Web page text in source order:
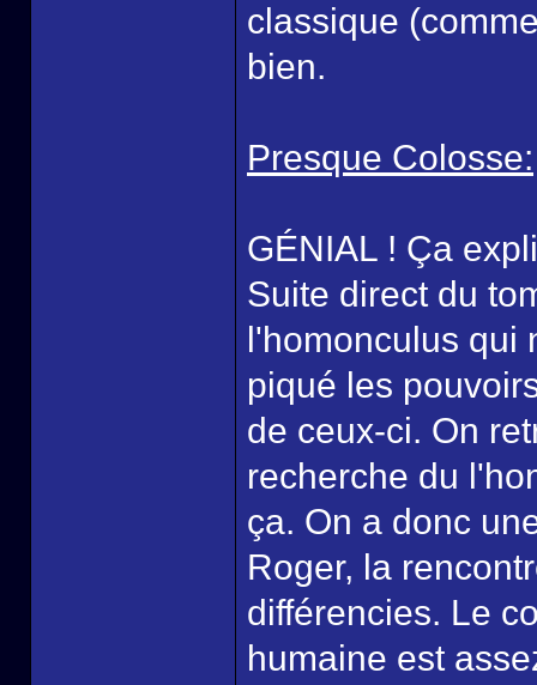
classique
bien.
Presque Colosse:
GÉNIAL ! Ça
Suite direct du
l'homonculus qui
piqué les
de ceux-ci. On
recherche du
ça. On a donc
Roger, la
différencies. Le
humaine est